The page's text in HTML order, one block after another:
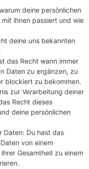
deine persönlichen
ihnen passiert und wie
deine uns bekannten
das Recht wann immer
Daten zu ergänzen, zu
blockiert zu bekommen.
zur Verarbeitung deiner
Recht dieses
deine persönlichen
Daten: Du hast das
von einem
Gesamtheit zu einem